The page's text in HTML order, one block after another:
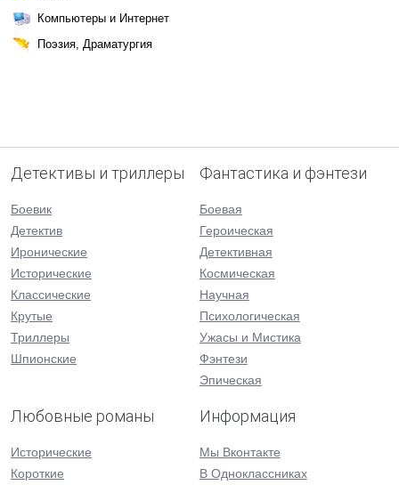
Компьютеры и Интернет
Поэзия, Драматургия
Детективы и триллеры
Боевик
Детектив
Иронические
Исторические
Классические
Крутые
Триллеры
Шпионские
Фантастика и фэнтези
Боевая
Героическая
Детективная
Космическая
Научная
Психологическая
Ужасы и Мистика
Фэнтези
Эпическая
Любовные романы
Исторические
Короткие
Информация
Мы Вконтакте
В Одноклассниках